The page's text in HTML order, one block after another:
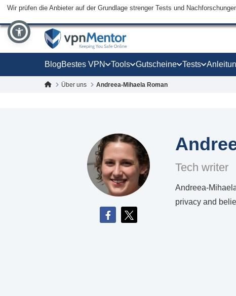
Wir prüfen die Anbieter auf der Grundlage strenger Tests und
BlogBestes VPN Tools Gutscheine Tests
Über uns Andreea-Mihaela Roman
Tech writer
Andreea-
privacy and